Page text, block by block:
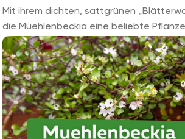
Mit ihrem dichten, sattgrünen
die Muehlenbeckia eine beliebte
drinnen und draußen. Dabei erweist sie
recht anspruchslos und pflegeleicht.
richtigen ...